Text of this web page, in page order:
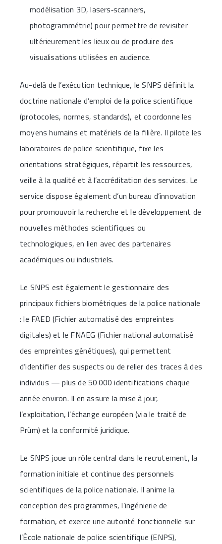
modélisation 3D, lasers‑scanners,
photogrammétrie) pour permettre de revisiter
ultérieurement les lieux ou de produire des
visualisations utilisées en audience.
Au-delà de l’exécution technique, le SNPS définit la
doctrine nationale d’emploi de la police scientifique
(protocoles, normes, standards), et coordonne les
moyens humains et matériels de la filière. Il pilote les
laboratoires de police scientifique, fixe les
orientations stratégiques, répartit les ressources,
veille à la qualité et à l’accréditation des services. Le
service dispose également d’un bureau d’innovation
pour promouvoir la recherche et le développement de
nouvelles méthodes scientifiques ou
technologiques, en lien avec des partenaires
académiques ou industriels.
Le SNPS est également le gestionnaire des
principaux fichiers biométriques de la police nationale
: le FAED (Fichier automatisé des empreintes
digitales) et le FNAEG (Fichier national automatisé
des empreintes génétiques), qui permettent
d’identifier des suspects ou de relier des traces à des
individus — plus de 50 000 identifications chaque
année environ. Il en assure la mise à jour,
l’exploitation, l’échange européen (via le traité de
Prüm) et la conformité juridique.
Le SNPS joue un rôle central dans le recrutement, la
formation initiale et continue des personnels
scientifiques de la police nationale. Il anime la
conception des programmes, l’ingénierie de
formation, et exerce une autorité fonctionnelle sur
l’École nationale de police scientifique (ENPS),